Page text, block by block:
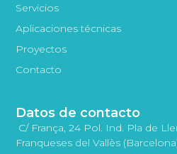
Servicios
Aplicaciones técnicas
Proyectos
Contacto
Datos de contacto
C/ França, 24 Pol. Ind. Pla de
Franqueses del Vallès